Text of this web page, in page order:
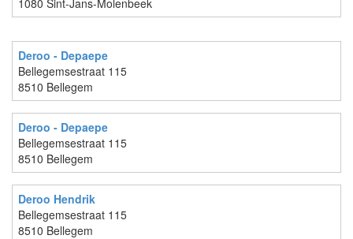
1080 Sint-Jans-Molenbeek
Deroo - Depaepe
Bellegemsestraat 115
8510 Bellegem
Deroo - Depaepe
Bellegemsestraat 115
8510 Bellegem
Deroo Hendrik
Bellegemsestraat 115
8510 Bellegem